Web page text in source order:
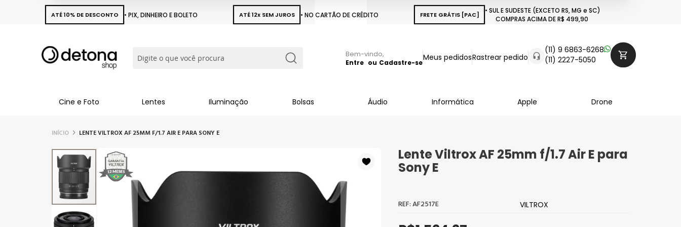
ATÉ 10% DE DESCONTO • PIX, DINHEIRO E BOLETO ATÉ 12x SEM JUROS • NO CARTÃO DE CRÉDITO FRETE GRÁTIS [PAC]
• SUL E SUDESTE (EXCETO RS, MG e SC)
COMPRAS ACIMA DE R$ 499,90
Busca
Meus pedidosRastrear pedido
(11) 9 6863-6268
(11) 2227-5050
Pular
para
Entre Cadastre-se
Cine e Foto Lentes Iluminação Bolsas Áudio Informática Apple Drone
INÍCIO LENTE VILTROX AF 25MM F/1.7 AIR E PARA SONY E
Lente Viltrox AF 25mm f/1.7 Air E para
Sony E
AF2517E VILTROX
Pular
para
final
da
Galeria
de
imagens